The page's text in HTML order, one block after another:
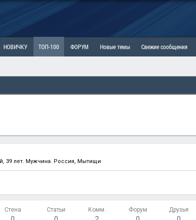
НОВИЧКУ ТОП-100 ФОРУМ Новые темы Свежие сообщения
39 лет. Мужчина. Россия, Мытищи
Стена Статьи Комм. Форум Друзья